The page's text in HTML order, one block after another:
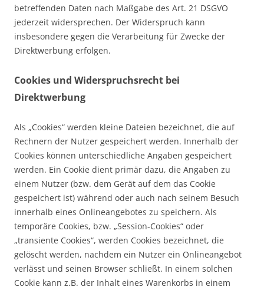
betreffenden Daten nach Maßgabe des Art. 21 DSGVO
jederzeit widersprechen. Der Widerspruch kann
insbesondere gegen die Verarbeitung für Zwecke der
Direktwerbung erfolgen.
Cookies und Widerspruchsrecht bei
Direktwerbung
Als „Cookies“ werden kleine Dateien bezeichnet, die auf
Rechnern der Nutzer gespeichert werden. Innerhalb der
Cookies können unterschiedliche Angaben gespeichert
werden. Ein Cookie dient primär dazu, die Angaben zu
einem Nutzer (bzw. dem Gerät auf dem das Cookie
gespeichert ist) während oder auch nach seinem Besuch
innerhalb eines Onlineangebotes zu speichern. Als
temporäre Cookies, bzw. „Session-Cookies“ oder
„transiente Cookies“, werden Cookies bezeichnet, die
gelöscht werden, nachdem ein Nutzer ein Onlineangebot
verlässt und seinen Browser schließt. In einem solchen
Cookie kann z.B. der Inhalt eines Warenkorbs in einem